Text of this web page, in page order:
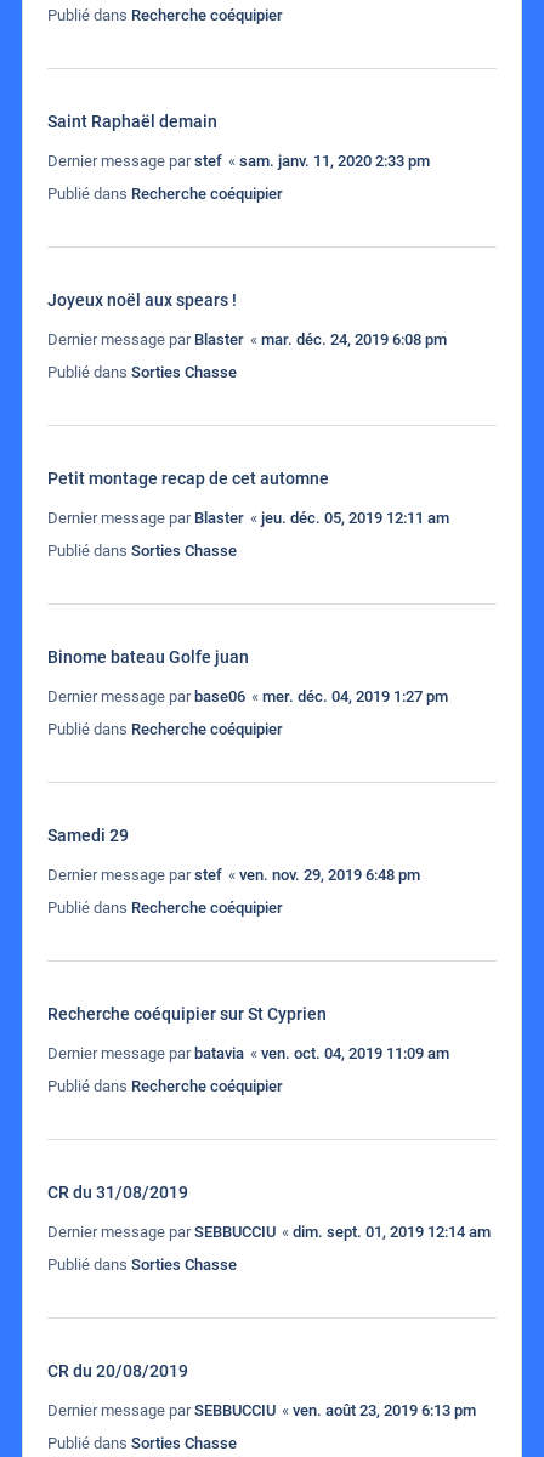
Publié dans Recherche coéquipier
Saint Raphaël demain
Dernier message parstef « sam. janv. 11, 2020 2:33 pm
Publié dans Recherche coéquipier
Joyeux noël aux spears !
Dernier message par Blaster « mar. déc. 24, 2019 6:08 pm
Publié dans Sorties Chasse
Petit montage recap de cet automne
Dernier message par Blaster « jeu. déc. 05, 2019 12:11 am
Publié dans Sorties Chasse
Binome bateau Golfe juan
Dernier message par base06 « mer. déc. 04, 2019 1:27 pm
Publié dans Recherche coéquipier
Samedi 29
Dernier message parstef « ven. nov. 29, 2019 6:48 pm
Publié dans Recherche coéquipier
Recherche coéquipier sur St Cyprien
Dernier message par batavia « ven. oct. 04, 2019 11:09 am
Publié dans Recherche coéquipier
CR du 31/08/2019
Dernier message parSEBBUCCIU « dim. sept. 01, 2019 12:14 am
Publié dans Sorties Chasse
CR du 20/08/2019
Dernier message parSEBBUCCIU « ven. août 23, 2019 6:13 pm
Publié dans Sorties Chasse